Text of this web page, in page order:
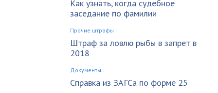
Как узнать, когда судебное
заседание по фамилии
Прочие штрафы
Штраф за ловлю рыбы в запрет в
2018
Документы
Справка из ЗАГСа по форме 25